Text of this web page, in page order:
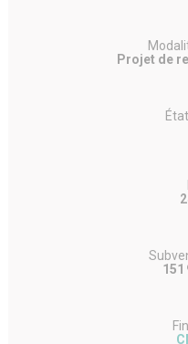
Projet de
151